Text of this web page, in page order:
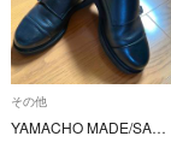
その他
YAMACHO MADE/SANYO YAMACHO ダブルモンクストラップ